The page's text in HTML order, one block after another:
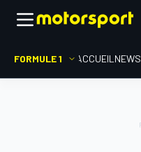
FORMULE 1 ACCUEIL NEWS